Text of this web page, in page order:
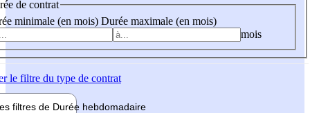
de contrat
minimale (en mois) Durée maximale (en mois)
mois
le filtre du type de contrat
filtres de Durée hebdomadaire